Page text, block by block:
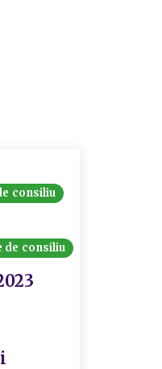
consiliu
de consiliu